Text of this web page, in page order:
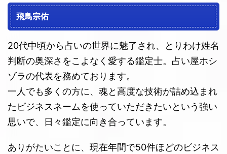
飛鳥宗佑
20代中頃から占いの世界に魅了され、とりわけ姓名
判断の奥深さをこよなく愛する鑑定士。占い屋ホシ
ゾラの代表を務めております。
一人でも多くの方に、魂と高度な技術が詰め込まれ
たビジネスネームを使っていただきたいという強い
思いで、日々鑑定に向き合っています。
ありがたいことに、現在年間で50件ほどのビジネス